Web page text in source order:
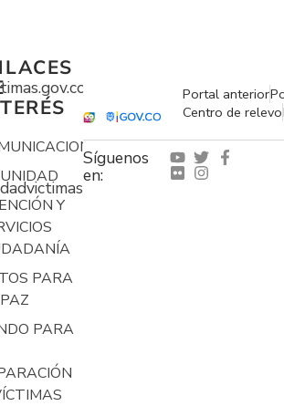
Y
PARA
PARA
Portal anterior
Centro de relevo
Síguenos
en: